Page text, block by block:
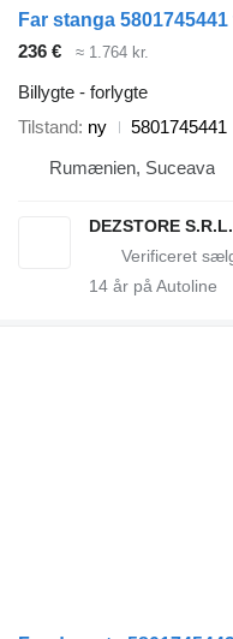
236 € ≈ 1.764 kr.
Billygte - forlygte
Tilstand ny
5801745441
Rumænien, Suceava
DEZSTORE S.R.L.
14 år på Autoline